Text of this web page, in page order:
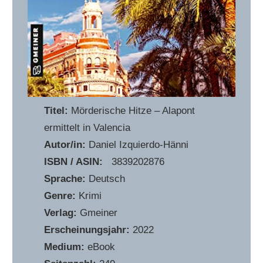
Titel: Mörderische Hitze – Alapont
ermittelt in Valencia
Autor/in: Daniel Izquierdo-Hänni
ISBN / ASIN:
‎ ‎ 3839202876
Sprache: Deutsch
Genre: Krimi
Verlag: Gmeiner
Erscheinungsjahr: 2022
Medium: eBook